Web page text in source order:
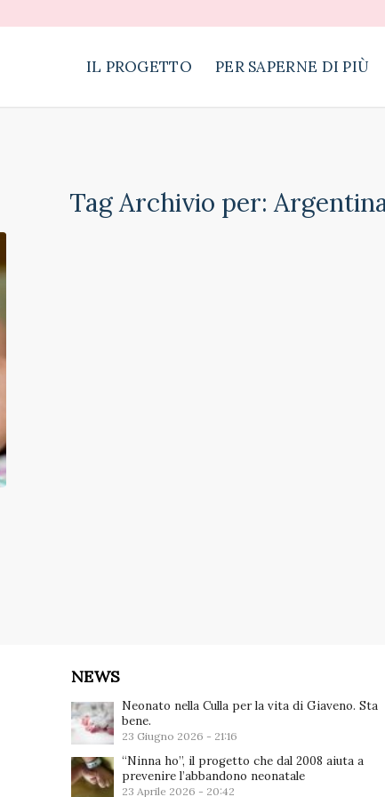
IL PROGETTO PER SAPERNE DI PIÙ
Tag Archivio per:
NEWS
Neonato nella Culla per la vita di Giaveno. Sta
bene.
23 Giugno 2026 - 21:16
“Ninna ho”, il progetto che dal 2008 aiuta a
prevenire l’abbandono neonatale
23 Aprile 2026 - 20:42